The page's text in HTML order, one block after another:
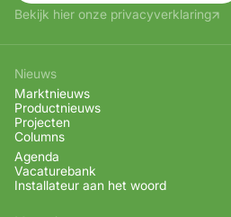
Bekijk hier onze privacyverklaring
Nieuws
Marktnieuws
Productnieuws
Projecten
Columns
Agenda
Vacaturebank
Installateur aan het woord